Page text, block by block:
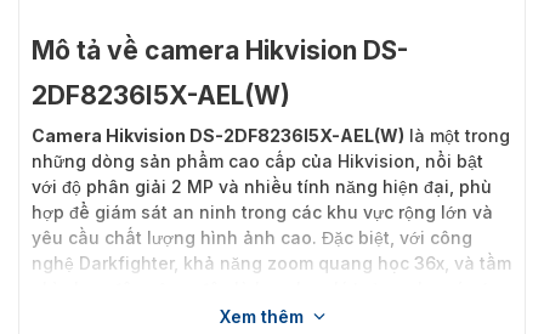
Mô tả về camera Hikvision DS-
2DF8236I5X-AEL(W)
Camera Hikvision DS-2DF8236I5X-AEL(W) là một trong
những dòng sản phẩm cao cấp của Hikvision, nổi bật
với độ phân giải 2 MP và nhiều tính năng hiện đại, phù
hợp để giám sát an ninh trong các khu vực rộng lớn và
yêu cầu chất lượng hình ảnh cao. Đặc biệt, với công
nghệ Darkfighter, khả năng zoom quang học 36x, và tầm
dụng giám sát ngoài trời và trong các điều kiện ánh
Xem thêm